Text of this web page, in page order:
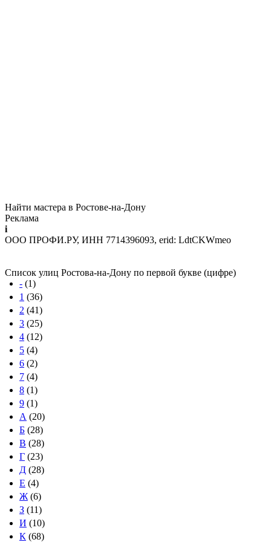
Найти мастера в Ростове-на-Дону
Реклама
i
ООО ПРОФИ.РУ, ИНН 7714396093, erid: LdtCKWmeo
Список улиц Ростова-на-Дону по первой букве (цифре)
- (1)
1 (36)
2 (41)
3 (25)
4 (12)
5 (4)
6 (2)
7 (4)
8 (1)
9 (1)
А (20)
Б (28)
В (28)
Г (23)
Д (28)
Е (4)
Ж (6)
З (11)
И (10)
К (68)